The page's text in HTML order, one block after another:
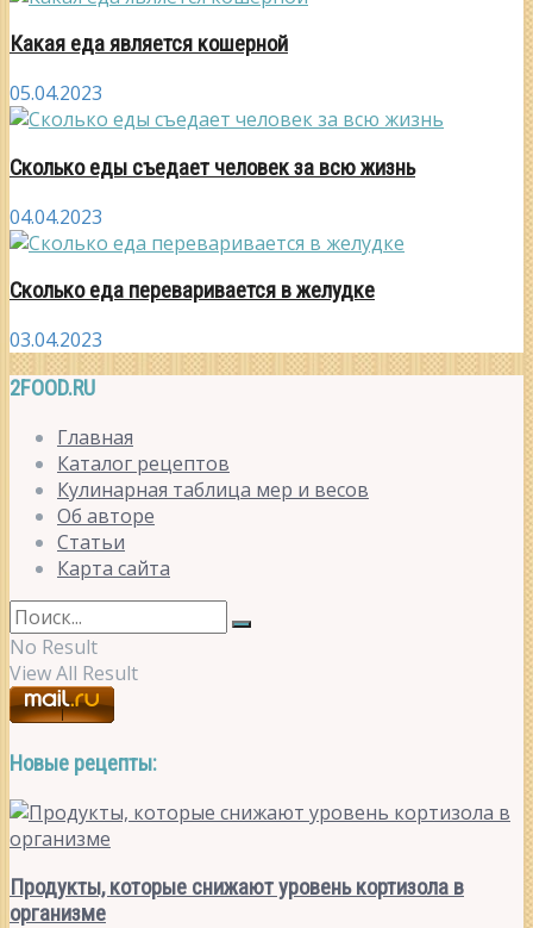
Какая еда является кошерной
05.04.2023
Сколько еды съедает человек за всю жизнь
04.04.2023
Сколько еда переваривается в желудке
03.04.2023
2FOOD.RU
Главная
Каталог рецептов
Кулинарная таблица мер и весов
Об авторе
Статьи
Карта сайта
No Result
View All Result
Новые рецепты:
Продукты, которые снижают уровень кортизола в
организме